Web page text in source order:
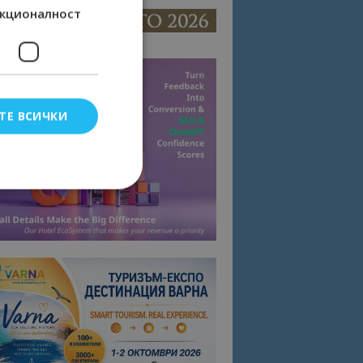
ВСИЧКИ
влизане и
съгласието
на сайта.